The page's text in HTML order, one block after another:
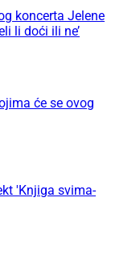
koncerta Jelene
li doći ili ne’
će se ovog
'Knjiga svima-